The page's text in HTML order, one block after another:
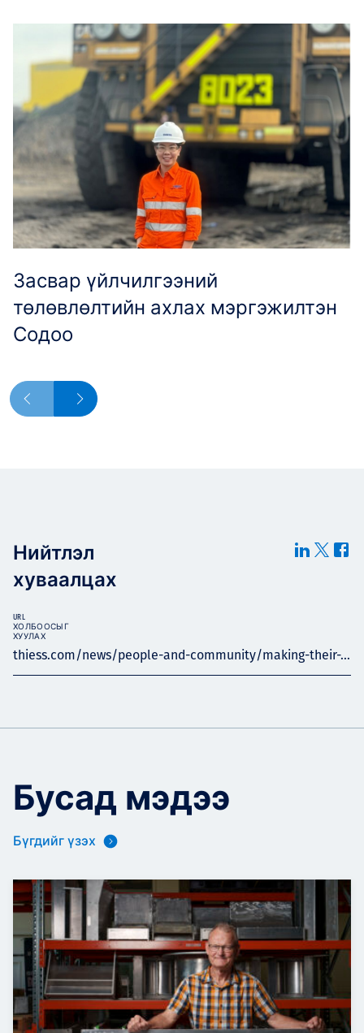
Засвар үйлчилгээний
төлөвлөлтийн ахлах мэргэжилтэн
Содоо
Нийтлэл
хуваалцах
thiess.com/news/people-and-community/making-their-...
URL
ХОЛБООСЫГ
ХУУЛАХ
Бусад мэдээ
Бүгдийг үзэх